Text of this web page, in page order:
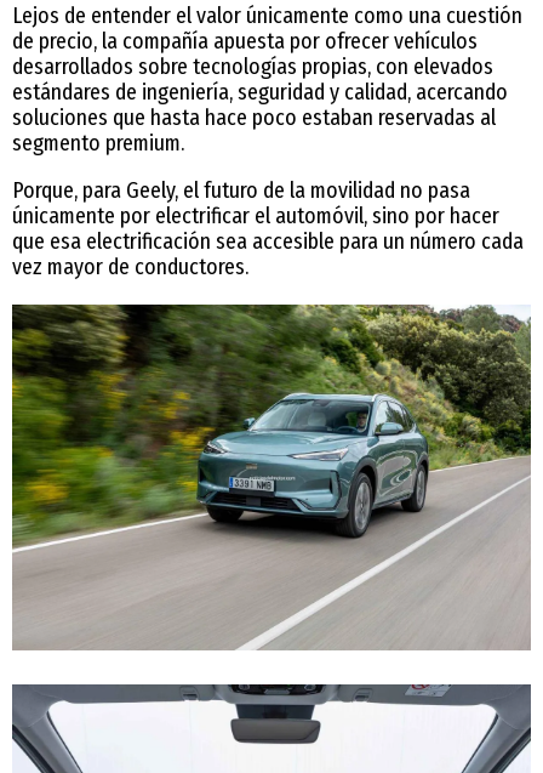
Lejos de entender el valor únicamente como una cuestión
de precio, la compañía apuesta por ofrecer vehículos
desarrollados sobre tecnologías propias, con elevados
estándares de ingeniería, seguridad y calidad, acercando
soluciones que hasta hace poco estaban reservadas al
segmento premium.
Porque, para Geely, el futuro de la movilidad no pasa
únicamente por electrificar el automóvil, sino por hacer
que esa electrificación sea accesible para un número cada
vez mayor de conductores.